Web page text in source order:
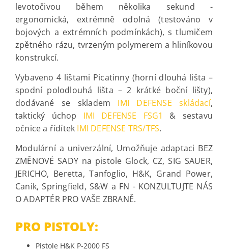
levotočivou během několika sekund -
ergonomická, extrémně odolná (testováno v
bojových a extrémních podmínkách), s tlumičem
zpětného rázu, tvrzeným polymerem a hliníkovou
konstrukcí.
Vybaveno 4 lištami Picatinny (horní dlouhá lišta –
spodní polodlouhá lišta – 2 krátké boční lišty),
dodávané se skladem IMI DEFENSE skládací,
taktický úchop IMI DEFENSE FSG1
& sestavu
očnice a řídítek IMI DEFENSE TRS/TFS.
Modulární a univerzální, Umožňuje adaptaci BEZ
ZMĚNOVÉ SADY na pistole Glock, CZ, SIG SAUER,
JERICHO, Beretta, Tanfoglio, H&K, Grand Power,
Canik, Springfield, S&W a FN - KONZULTUJTE NÁS
O ADAPTÉR PRO VAŠE ZBRANĚ.
PRO PISTOLY:
Pistole H&K P-2000 FS